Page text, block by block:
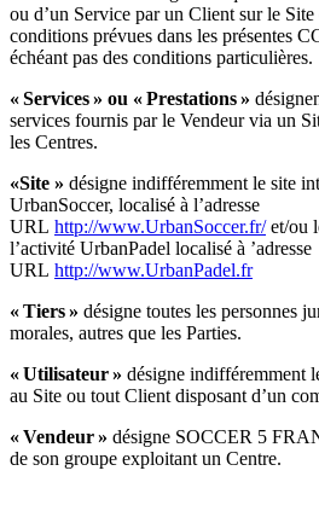
ou d’un Service par un Client sur le
conditions prévues dans les présentes
échéant pas des conditions particulières.
« Services » ou « Prestations »
services fournis par le Vendeur via un
les Centres.
«Site » désigne indifféremment le site
UrbanSoccer, localisé à l’adresse
URL http://www.UrbanSoccer.fr/et/ou
l’activité UrbanPadel localisé à ’adresse
URL http://www.UrbanPadel.fr
« Tiers » désigne toutes les personnes
morales, autres que les Parties.
« Utilisateur » désigne indifféremment
au Site ou tout Client disposant d’un
« Vendeur » désigne SOCCER 5
de son groupe exploitant un Centre.